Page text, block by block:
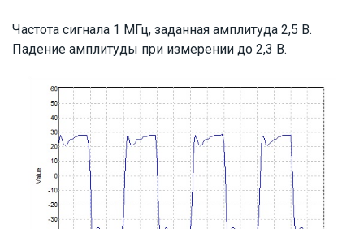
Частота сигнала 1 МГц, заданная амплитуда 2,5 В.
Падение амплитуды при измерении до 2,3 В.